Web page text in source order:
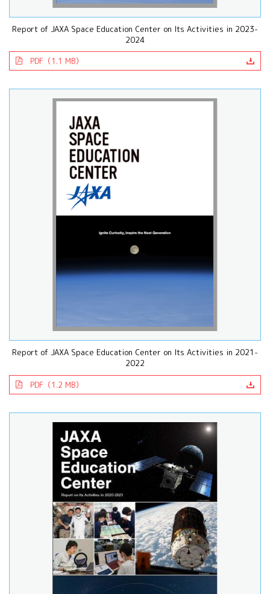
Report of JAXA Space Education Center on Its Activities in 2023-
2024
PDF（1.1 MB）
Report of JAXA Space Education Center on Its Activities in 2021-
2022
PDF（1.2 MB）